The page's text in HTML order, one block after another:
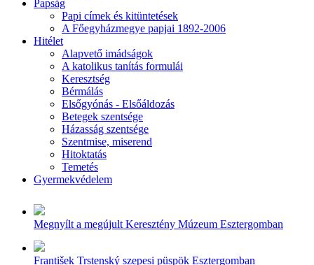
Papság
Papi címek és kitüntetések
A Főegyházmegye papjai 1892-2006
Hitélet
Alapvető imádságok
A katolikus tanítás formulái
Keresztség
Bérmálás
Elsőgyónás - Elsőáldozás
Betegek szentsége
Házasság szentsége
Szentmise, miserend
Hitoktatás
Temetés
Gyermekvédelem
Megnyílt a megújult Keresztény Múzeum Esztergomban
František Trstenský szepesi püspök Esztergomban